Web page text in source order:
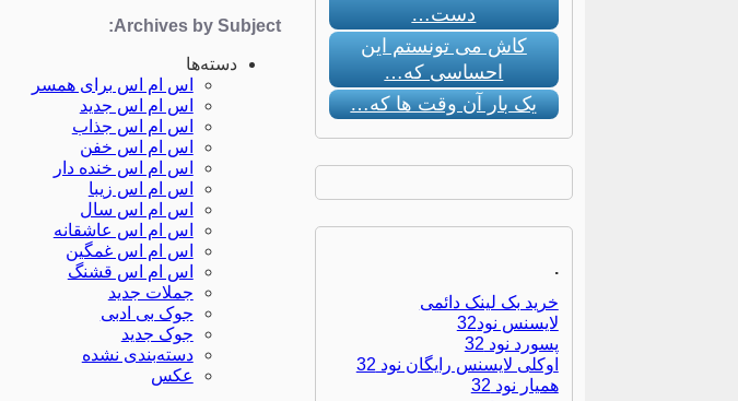
Archives by Subject:
دسته‌ها
اس ام اس برای همسر
اس ام اس جدید
اس ام اس جذاب
اس ام اس خفن
اس ام اس خنده دار
اس ام اس زیبا
اس ام اس سال
اس ام اس عاشقانه
اس ام اس غمگین
اس ام اس قشنگ
جملات جدید
جوک بی ادبی
جوک جدید
دسته‌بندی نشده
عکس
دست…
کاش می تونستم این
احساسی که…
یک بار آن وقت ها که…
.
خرید بک لینک دائمی
لایسنس نود32
پسورد نود 32
اوکلی لایسنس رایگان نود 32
همیار نود 32